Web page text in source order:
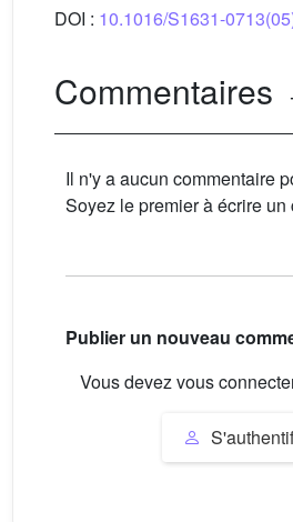
DOI : 10.1016/S1631-
Commentaires
Il n'y a aucun commentaire
Soyez le premier à écrire un
Publier un nouveau
Vous devez vous